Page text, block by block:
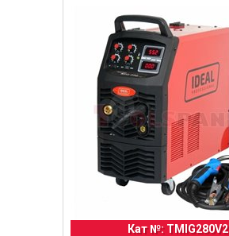
Кат №: TMIG280V2